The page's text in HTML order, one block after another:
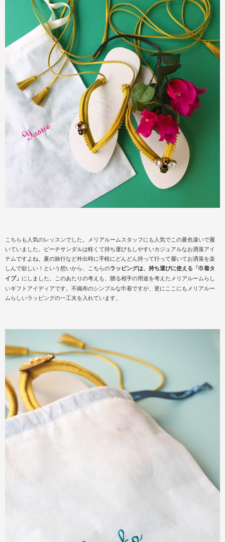
こちらも人気のレッスンでした。メリアルームスタッフにも人気でこの夏色違いで履
いていました。ビーチサンダルは軽くて持ち運びもしやすいカジュアルなお洒落アイ
テムですよね。夏の旅行など外出時に手軽にどんどん持って行って履いてお洒落を楽
しんで欲しい！という想いから、こちらのラッピングは、持ち運びに使える「巾着タ
イプ」 にしました。このあたりの考えも、贈る相手の用途を考えたメリアルームらし
いギフトアイディアです。不織布のシンプルな巾着ですが、更にここにもメリアルー
ムらしいラッピングの一工夫を入れています。